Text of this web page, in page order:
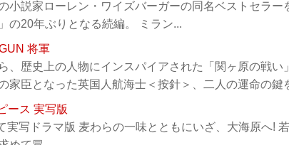
小説家ローレン・ワイズバーガーの同名ベストセラ
の20年ぶりとなる続編。 ミラン...
将軍
、歴史上の人物にインスパイアされた「関ヶ原の戦
家臣となった英国人航海士＜按針＞、二人の運命の鍵
ース 実写版
実写ドラマ版 麦わらの一味とともにいざ、大海原へ!